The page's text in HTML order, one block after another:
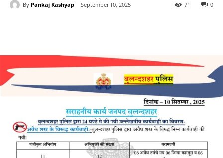
By Pankaj Kashyap September 10, 2025 0
71